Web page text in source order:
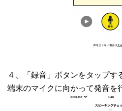
４、「録音」ボタンをタップす
端末のマイクに向かって発音を